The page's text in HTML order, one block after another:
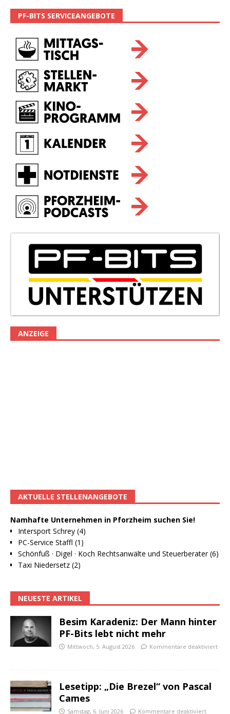
PF-BITS SERVICEANGEBOTE
ANZEIGE
AKTUELLE STELLENANGEBOTE
Namhafte Unternehmen in Pforzheim suchen Sie!
Intersport Schrey (4)
PC-Service Staffl (1)
Schönfuß · Digel · Koch Rechtsanwälte und Steuerberater (6)
Taxi Niedersetz (2)
NEUESTE ARTIKEL
Besim Karadeniz: Der Mann hinter
PF-Bits lebt nicht mehr
Mittwoch, 5. August 2026 Kommentare deaktiviert
Lesetipp: „Die Brezel“ von Pascal
Cames
Samstag, 6. Juni 2026 Kommentare deaktiviert